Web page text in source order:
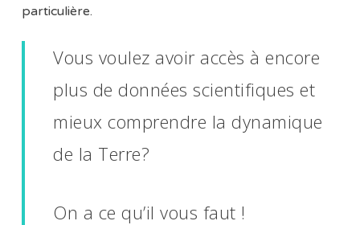
particulière.
Vous voulez avoir accès à encore
plus de données scientifiques et
mieux comprendre la dynamique
de la Terre?
On a ce qu’il vous faut !